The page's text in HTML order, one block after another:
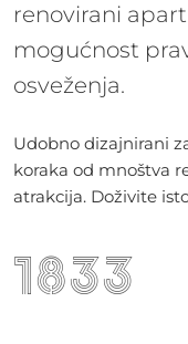
renovirani
mogućnost
osveženja.
Udobno dizajnirani
koraka od mnoštva
atrakcija. Doživite
1833